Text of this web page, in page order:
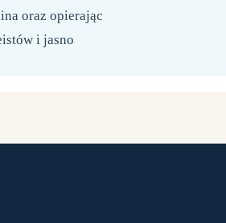
oraz opierając
i jasno